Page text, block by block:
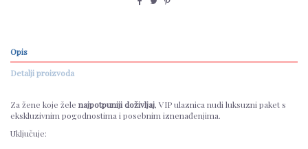
Opis
Detalji proizvoda
Za žene koje žele najpotpuniji doživljaj, VIP ulaznica nudi luksuzni paket s
ekskluzivnim pogodnostima i posebnim iznenađenjima.
Uključuje: